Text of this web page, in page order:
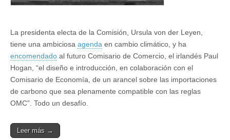
La presidenta electa de la Comisión, Ursula von der Leyen,
tiene una ambiciosa agenda en cambio climático, y ha
encomendado al futuro Comisario de Comercio, el irlandés Paul
Hogan, “el diseño e introducción, en colaboración con el
Comisario de Economía, de un arancel sobre las importaciones
de carbono que sea plenamente compatible con las reglas
OMC”. Todo un desafío.
Leer más →